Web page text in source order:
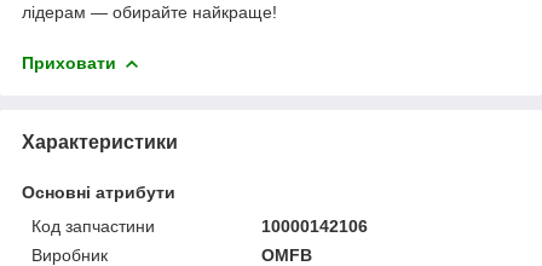
лідерам — обирайте найкраще!
Приховати
Характеристики
Основні атрибути
Код запчастини
10000142106
Виробник
OMFB